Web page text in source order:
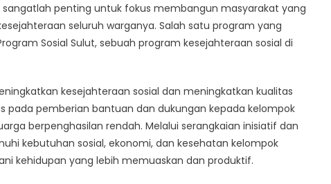
penting untuk fokus membangun masyarakat yang
seluruh warganya. Salah satu program yang
Sosial Sulut, sebuah program kesejahteraan sosial di
kesejahteraan sosial dan meningkatkan kualitas
pada pemberian bantuan dan dukungan kepada kelompok
berpenghasilan rendah. Melalui serangkaian inisiatif dan
kebutuhan sosial, ekonomi, dan kesehatan kelompok
kehidupan yang lebih memuaskan dan produktif.